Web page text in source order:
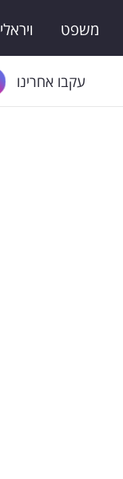
משפט ויראלי
עקבו אחרינו